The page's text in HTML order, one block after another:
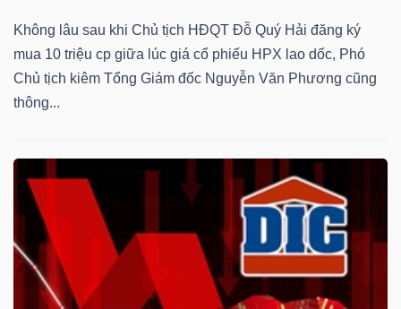
Không lâu sau khi Chủ tịch HĐQT Đỗ Quý Hải đăng ký
mua 10 triệu cp giữa lúc giá cổ phiếu HPX lao dốc, Phó
Chủ tịch kiêm Tổng Giám đốc Nguyễn Văn Phương cũng
thông...